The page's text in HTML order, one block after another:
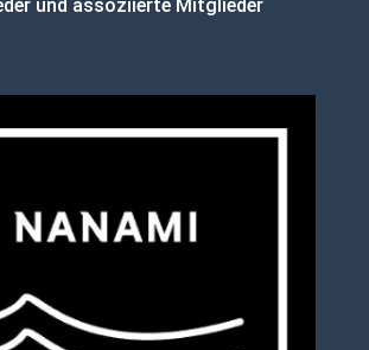
und assoziierte Mitglieder